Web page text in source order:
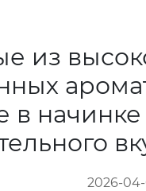
из
в
2026-04-